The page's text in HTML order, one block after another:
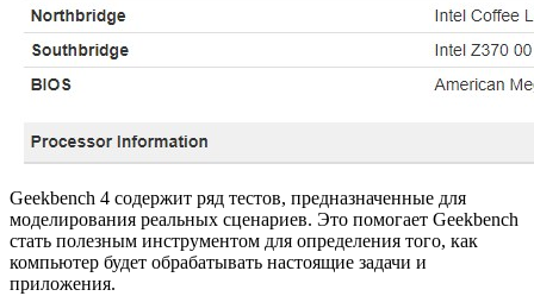
Geekbench 4 содержит ряд тестов, предназначенные для
моделирования реальных сценариев. Это помогает Geekbench
стать полезным инструментом для определения того, как
компьютер будет обрабатывать настоящие задачи и
приложения.